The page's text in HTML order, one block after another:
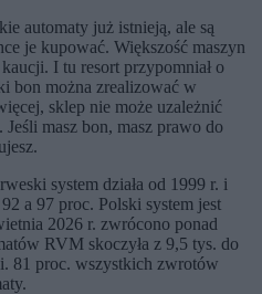
automaty już istnieją, ale są
je kupować. Większość maszyn
I tu resort przypomniał o
bon można zrealizować w
sklep nie może uzależnić
masz bon, masz prawo do
system działa od 1999 r. i
a 97 proc. Polski system jest
2026 r. zwrócono ponad
RVM skoczyła z 9,5 tys. do
81 proc. wszystkich zwrotów